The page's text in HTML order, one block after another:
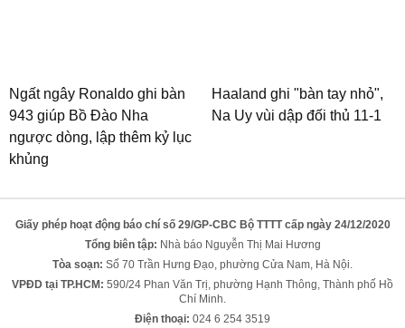
Ngất ngây Ronaldo ghi bàn
943 giúp Bồ Đào Nha
ngược dòng, lập thêm kỷ lục
khủng
Haaland ghi "bàn tay nhỏ",
Na Uy vùi dập đối thủ 11-1
Giấy phép hoạt động báo chí số 29/GP-CBC Bộ TTTT cấp ngày 24/12/2020
Tổng biên tập: Nhà báo Nguyễn Thị Mai Hương
Tòa soạn: Số 70 Trần Hưng Đạo, phường Cửa Nam, Hà Nội.
VPĐD tại TP.HCM: 590/24 Phan Văn Trị, phường Hạnh Thông, Thành phố Hồ
Chí Minh.
Điện thoại: 024 6 254 3519